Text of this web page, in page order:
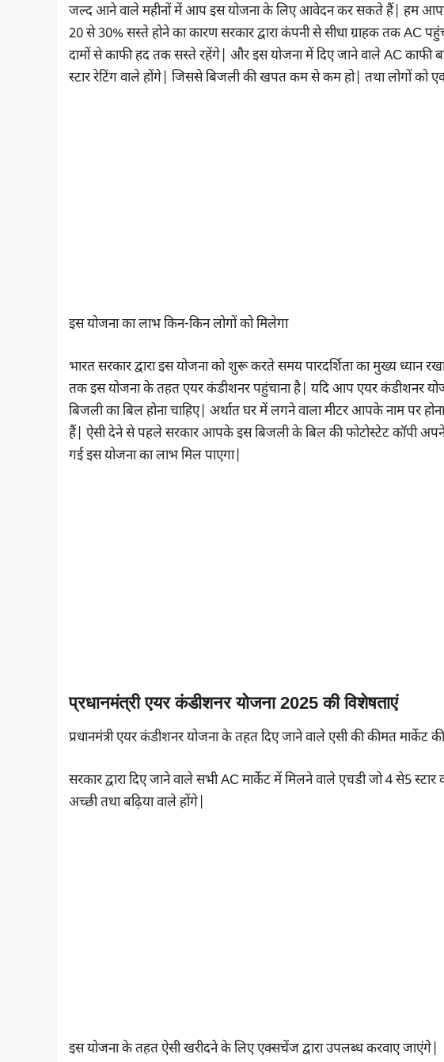
जल्द आने वाले महीनों में आप इस योजना के लिए आवेदन कर सकते हैं| हम
20 से 30% सस्ते होने का कारण सरकार द्वारा कंपनी से सीधा ग्राहक तक AC
दामों से काफी हद तक सस्ते रहेंगे| और इस योजना में दिए जाने वाले AC
स्टार रेटिंग वाले होंगे| जिससे बिजली की खपत कम से कम हो| तथा लोगों को
इस योजना का लाभ किन-किन लोगों को मिलेगा
भारत सरकार द्वारा इस योजना को शुरू करते समय पारदर्शिता का मुख्य
तक इस योजना के तहत एयर कंडीशनर पहुंचाना है| यदि आप एयर कंडीशनर
बिजली का बिल होना चाहिए| अर्थात घर में लगने वाला मीटर आपके नाम पर
हैं| ऐसी देने से पहले सरकार आपके इस बिजली के बिल की फोटोस्टेट कॉपी
गई इस योजना का लाभ मिल पाएगा|
प्रधानमंत्री एयर कंडीशनर योजना 2025 की विशेषताएं
प्रधानमंत्री एयर कंडीशनर योजना के तहत दिए जाने वाले एसी की कीमत मार्केट
सरकार द्वारा दिए जाने वाले सभी AC मार्केट में मिलने वाले एचडी जो 4 से5
अच्छी तथा बढ़िया वाले होंगे|
इस योजना के तहत ऐसी खरीदने के लिए एक्सचेंज द्वारा उपलब्ध करवाए जाएंगे|